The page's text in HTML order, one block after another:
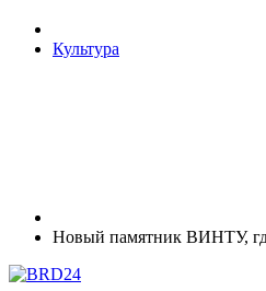
Культура
Новый памятник ВИНТУ,